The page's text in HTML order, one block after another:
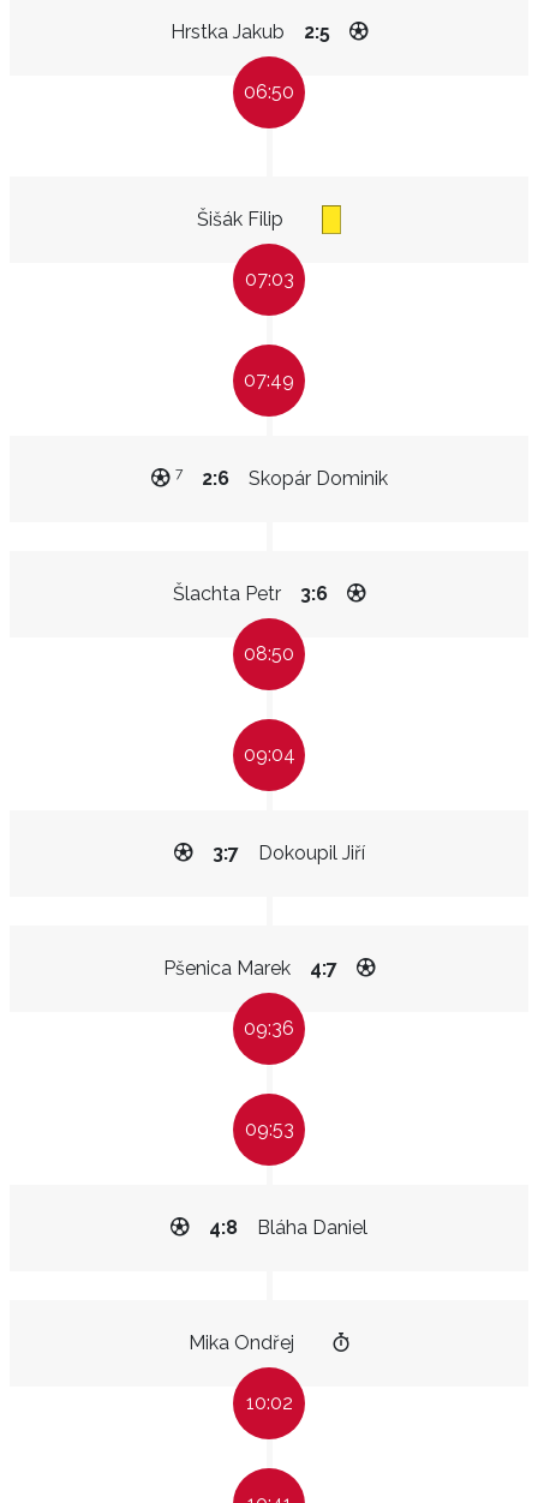
Hrstka Jakub 2:5
06:50
Šišák Filip
07:03
07:49
Skopár Dominik
2:6
7
Šlachta Petr 3:6
08:50
09:04
Dokoupil Jiří
3:7
Pšenica Marek 4:7
09:36
09:53
Bláha Daniel
4:8
Mika Ondřej
10:02